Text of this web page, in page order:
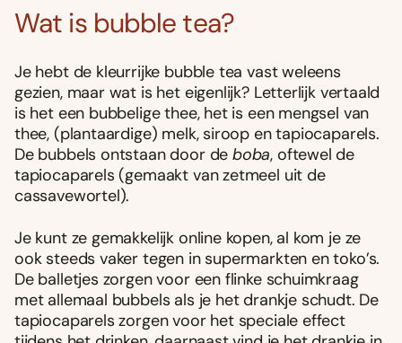
Wat is bubble tea?
Je hebt de kleurrijke bubble tea vast weleens
gezien, maar wat is het eigenlijk? Letterlijk vertaald
is het een bubbelige thee, het is een mengsel van
thee, (plantaardige) melk, siroop en tapiocaparels.
De bubbels ontstaan door de boba, oftewel de
tapiocaparels (gemaakt van zetmeel uit de
cassavewortel).
Je kunt ze gemakkelijk online kopen, al kom je ze
ook steeds vaker tegen in supermarkten en toko’s.
De balletjes zorgen voor een flinke schuimkraag
met allemaal bubbels als je het drankje schudt. De
tapiocaparels zorgen voor het speciale effect